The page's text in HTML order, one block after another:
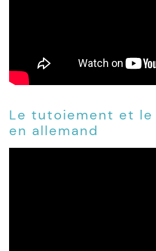
Le tutoiement et le
en allemand